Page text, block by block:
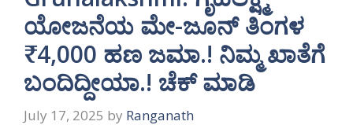
ಯೋಜನೆಯ ಮೇ-ಜೂನ್ ತಿಂಗಳ
₹4,000 ಹಣ ಜಮಾ.! ನಿಮ್ಮ ಖಾತೆಗೆ
ಬಂದಿದ್ದೀಯಾ.! ಚೆಕ್ ಮಾಡಿ
July 17, 2025 by Ranganath